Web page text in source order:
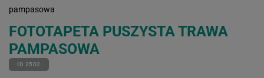
pampasowa
FOTOTAPETA PUSZYSTA TRAWA
PAMPASOWA
ID 2502